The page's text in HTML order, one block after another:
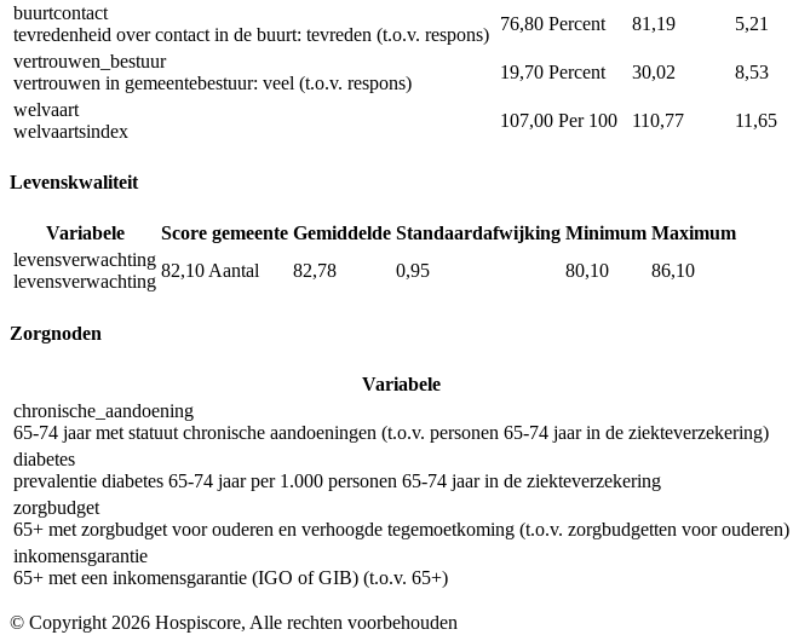
buurtcontact
tevredenheid over contact in de buurt: tevreden (t.o.v. respons)
76,80 Percent 81,19 5,21
vertrouwen_bestuur
vertrouwen in gemeentebestuur: veel (t.o.v. respons)
19,70 Percent 30,02 8,53
welvaart
welvaartsindex
107,00 Per 100 110,77 11,65
Levenskwaliteit
Variabele Score gemeente Gemiddelde Standaardafwijking Minimum Maximum
levensverwachting
levensverwachting
82,10Aantal 82,78 0,95 80,10 86,10
Zorgnoden
Variabele
chronische_aandoening
65-74 jaar met statuut chronische aandoeningen (t.o.v. personen 65-74 jaar in de ziekteverzekering)
diabetes
prevalentie diabetes 65-74 jaar per 1.000 personen 65-74 jaar in de ziekteverzekering
zorgbudget
65+ met zorgbudget voor ouderen en verhoogde tegemoetkoming (t.o.v. zorgbudgetten voor ouderen)
inkomensgarantie
65+ met een inkomensgarantie (IGO of GIB) (t.o.v. 65+)
© Copyright 2026 Hospiscore, Alle rechten voorbehouden